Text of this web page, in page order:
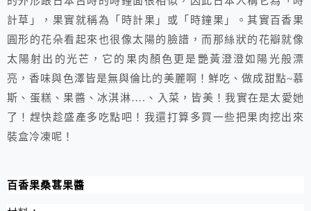
計草」，果實就稱為「時計果」或「時鐘果」。其實百香果
圓形的花朵看起來也很像太陽的臉譜，而那絲狀的花瓣就像
太陽射出的光芒，它的果肉顏色更是艷黃澄澄如陽光般漂
亮，香味與色澤皆是無與倫比的美麗啊！鮮吃、做成甜點~慕
斯、蛋糕、果醬、冰淇淋…. 、入菜，皆美！我實在是太愛她
了！趕快趁盛產多吃點吧！我還打算多買一些把果肉挖出來
裝盒冷凍呢！
百香果桑葚果醬